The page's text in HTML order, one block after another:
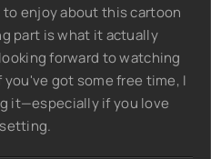
enjoy about this cartoon
part is what it actually
forward to watching
got some free time, I
it—especially if you love